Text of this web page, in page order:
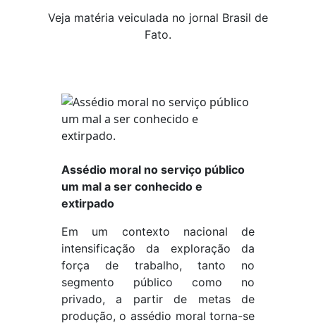
Veja matéria veiculada no jornal Brasil de
Fato.
Assédio moral no serviço público
um mal a ser conhecido e
extirpado
Em um contexto nacional de
intensificação da exploração da
força de trabalho, tanto no
segmento público como no
privado, a partir de metas de
produção, o assédio moral torna-se